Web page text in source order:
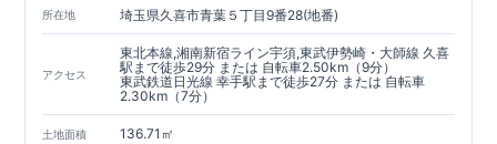
所在地 埼玉県久喜市青葉５丁目9番28(地番)
アクセス
東北本線,湘南新宿ライン宇須,東武伊勢崎・大師線 久喜
駅まで徒歩29分 または 自転車2.50km（9分）
東武鉄道日光線 幸手駅まで徒歩27分 または 自転車
2.30km（7分）
土地面積 136.71㎡